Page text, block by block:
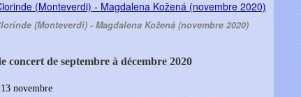
(Monteverdi) - Magdalena Kožená (novembre 2020)
concert de septembre à décembre 2020
novembre